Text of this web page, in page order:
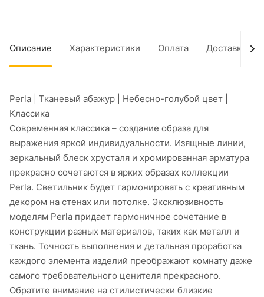
Описание Характеристики Оплата Доставка
Perla | Тканевый абажур | Небесно-голубой цвет |
Классика
Современная классика – создание образа для
выражения яркой индивидуальности. Изящные линии,
зеркальный блеск хрусталя и хромированная арматура
прекрасно сочетаются в ярких образах коллекции
Perla. Светильник будет гармонировать с креативным
декором на стенах или потолке. Эксклюзивность
моделям Perla придает гармоничное сочетание в
конструкции разных материалов, таких как металл и
ткань. Точность выполнения и детальная проработка
каждого элемента изделий преображают комнату даже
самого требовательного ценителя прекрасного.
Обратите внимание на стилистически близкие